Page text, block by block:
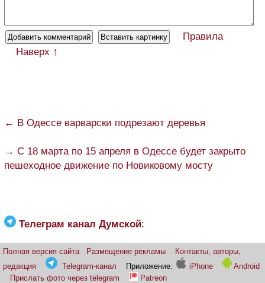
Правила
Наверх ↑
← В Одессе варварски подрезают деревья
→ C 18 марта по 15 апреля в Одессе будет закрыто
пешеходное движение по Новиковому мосту
Телеграм канал Думской:
Полная версия сайта Размещение рекламы
Контакты, авторы,
редакция
Telegram-канал Приложение: iPhone
Android
Прислать фото через telegram
Patreon